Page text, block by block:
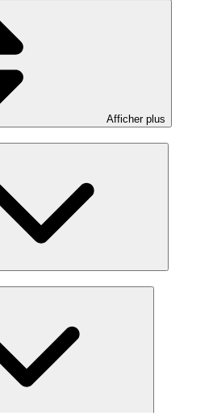
Afficher plus